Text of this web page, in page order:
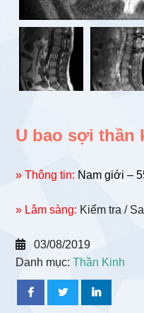
U bao sợi thần
» Thông tin: Nam giới –
» Lâm sàng: Kiểm tra /
03/08/2019
Danh mục:Thần Kinh